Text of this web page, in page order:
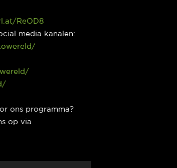
ReOD8
media kanalen:
ons programma?
op via